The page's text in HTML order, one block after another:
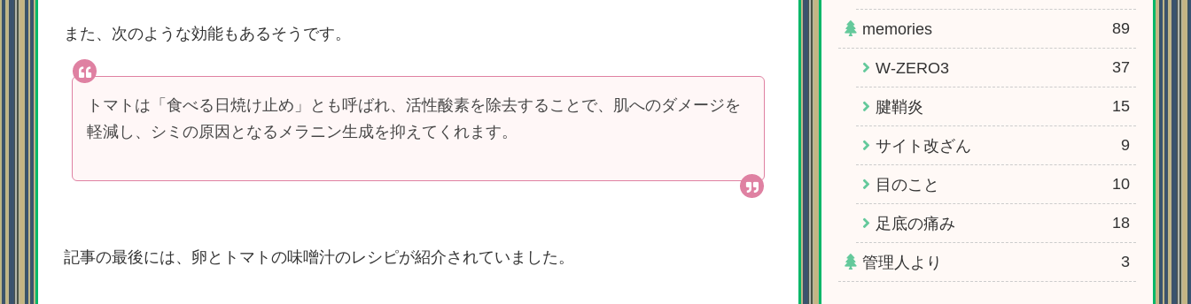
また、次のような効能もあるそうです。
トマトは「食べる日焼け止め」とも呼ばれ、活性酸素を除去することで、肌へのダメージを
軽減し、シミの原因となるメラニン生成を抑えてくれます。
記事の最後には、卵とトマトの味噌汁のレシピが紹介されていました。
memories 89
W-ZERO3 37
腱鞘炎 15
サイト改ざん 9
目のこと 10
足底の痛み 18
管理人より 3